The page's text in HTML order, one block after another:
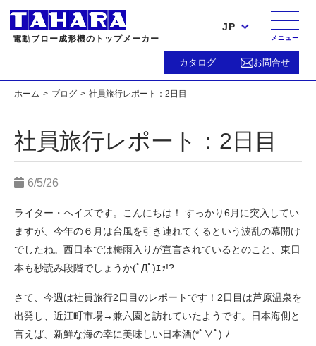
電動ブロー成形機のトップメーカー
JP
メニュー
カタログ お問合せ
ホーム ブログ 社員旅行レポート：2日目
社員旅行レポート：2日目
6/5/26
ライター・ヘイズです。こんにちは！ すっかり6月に突入してい
ますが、今年の６月は台風を引き連れてくるという波乱の幕開け
でしたね。西日本では梅雨入りが宣言されているとのこと、東日
本も秒読み段階でしょうか(ﾟДﾟ)ｴｯ!?
さて、今週は社員旅行2日目のレポートです！2日目は芦原温泉を
出発し、近江町市場→兼六園と訪れていたようです。日本海側と
言えば、新鮮な海の幸に美味しい日本酒(*ﾟ▽ﾟ) ﾉ